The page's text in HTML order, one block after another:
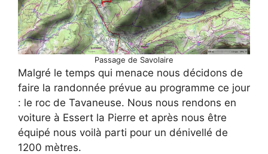
Passage de Savolaire
Malgré le temps qui menace nous décidons de
faire la randonnée prévue au programme ce jour
: le roc de Tavaneuse. Nous nous rendons en
voiture à Essert la Pierre et après nous être
équipé nous voilà parti pour un dénivellé de
1200 mètres.